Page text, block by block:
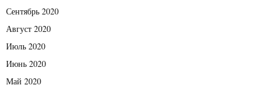
Сентябрь 2020
Август 2020
Июль 2020
Июнь 2020
Май 2020